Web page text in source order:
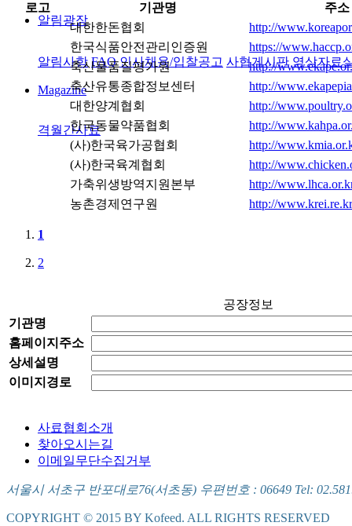
알림광장
알림사항 FAQ 인사채용/입찰공고 사협게시판 영상자료
Magazine
격월간사료
로고
기관명
주소
대한한돈협회
http://
한국식품안전관리인증원
https://
축산물품질평가원
http://
축산유통종합정보센터
http://
대한양계협회
http://
한국동물약품협회
http://
(사)한국육가공협회
http://
(사)한국육계협회
http://
가축위생방역지원본부
http://
농촌경제연구원
http://
1
2
공장정보
기관명
홈페이지주소
상세설명
이미지경로
사료협회소개
찾아오시는길
이메일무단수집거부
서울시 서초구 반포대로76(서초동) 우편번호 : 06649 Tel:
COPYRIGHT © 2015 BY Kofeed. ALL RIGHTS RESERVED